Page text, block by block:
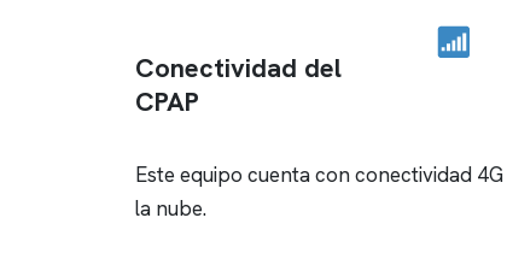
Conectividad del
CPAP
Este equipo cuenta con conectividad
la nube.